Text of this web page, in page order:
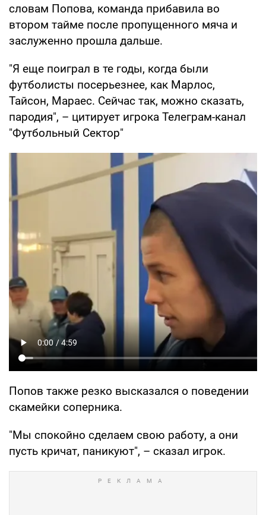
словам Попова, команда прибавила во
втором тайме после пропущенного мяча и
заслуженно прошла дальше.
"Я еще поиграл в те годы, когда были
футболисты посерьезнее, как Марлос,
Тайсон, Мараес. Сейчас так, можно сказать,
пародия", – цитирует игрока Телеграм-канал
"Футбольный Сектор"
Попов также резко высказался о поведении
скамейки соперника.
"Мы спокойно сделаем свою работу, а они
пусть кричат, паникуют", – сказал игрок.